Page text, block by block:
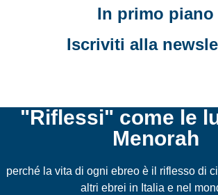
In primo piano
Iscriviti alla
"Riflessi" come le
Menorah
perché la vita di ogni ebreo è il riflesso di
altri ebrei in Italia e nel